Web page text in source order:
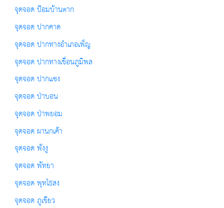
จุดจอด ป้อมบ้านตาก
จุดจอด ปากคาด
จุดจอด ปากทางอำเภอเพ็ญ
จุดจอด ปากทางเขื่อนภูมิพล
จุดจอด ปากแซง
จุดจอด ป่าบอน
จุดจอด ป่าพยอม
จุดจอด ผานกเค้า
จุดจอด พังงู
จุดจอด พัทยา
จุดจอด พุทไธสง
จุดจอด ภูเขียว